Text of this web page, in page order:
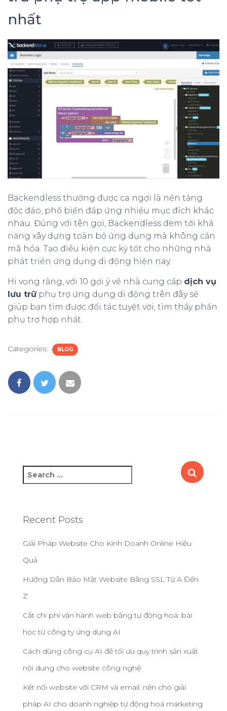
nhất
Backendless thường được ca ngợi là nền tảng
độc đáo, phổ biến đáp ứng nhiều mục đích khác
nhau. Đúng với tên gọi, Backendless đem tới khả
năng xây dựng toàn bộ ứng dụng mà không cần
mã hóa. Tạo điều kiện cực kỳ tốt cho những nhà
phát triển ứng dụng di động hiện nay.
Hi vọng rằng, với 10 gợi ý về nhà cung cấp dịch vụ
lưu trữphụ trợ ứng dụng di động trên đây sẽ
giúp bạn tìm được đối tác tuyệt vời, tìm thấy phần
phụ trợ hợp nhất.
Categories: BLOG
e
c
r
Recent Posts
Giải Pháp Website Cho Kinh Doanh Online Hiệu
Quả
Hướng Dẫn Bảo Mật Website Bằng SSL Từ A Đến
Z
Cắt chi phí vận hành web bằng tự động hoá: bài
học từ công ty ứng dụng AI
Cách dùng công cụ AI để tối ưu quy trình sản xuất
nội dung cho website công nghệ
Kết nối website với CRM và email: nền cho giải
pháp AI cho doanh nghiệp tự động hoá marketing